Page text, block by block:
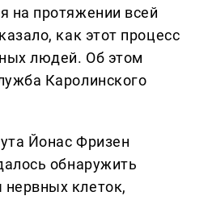
на протяжении всей
как этот процесс
людей. Об этом
Каролинского
Йонас Фризен
обнаружить
клеток,